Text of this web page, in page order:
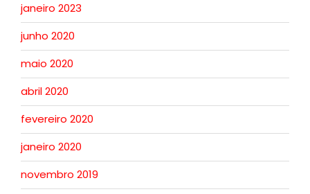
janeiro 2023
junho 2020
maio 2020
abril 2020
fevereiro 2020
janeiro 2020
novembro 2019